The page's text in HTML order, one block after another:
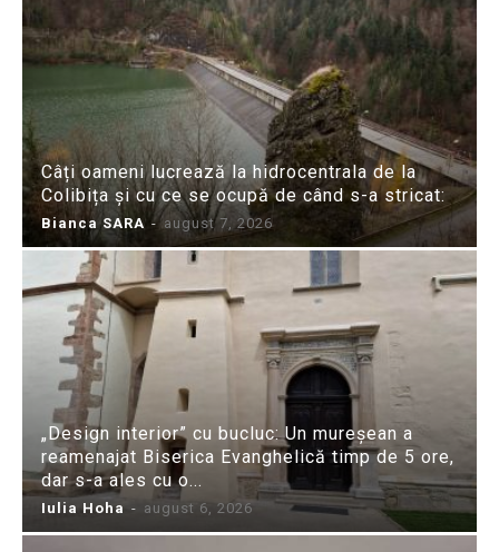
Câți oameni lucrează la hidrocentrala de la
Colibița și cu ce se ocupă de când s-a stricat:
Bianca SARA - august 7, 2026
„Design interior” cu bucluc: Un mureșean a
reamenajat Biserica Evanghelică timp de 5 ore,
dar s-a ales cu o...
Iulia Hoha - august 6, 2026